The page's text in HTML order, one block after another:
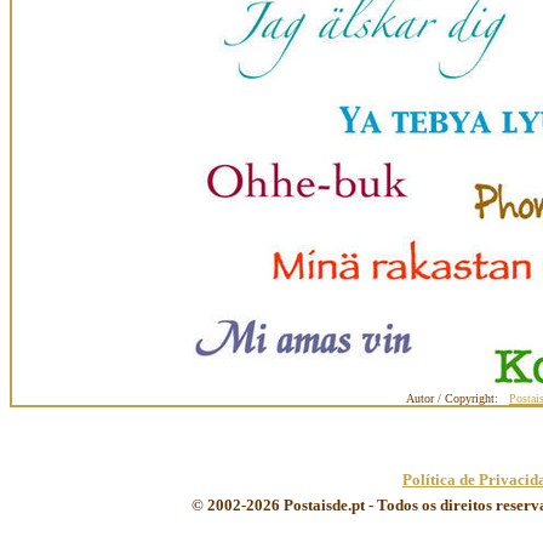
Autor / Copyright:
Política de
© 2002-2026 Postaisde.pt - Todos os direitos